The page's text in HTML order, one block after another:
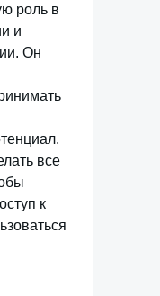
роль в
и
Он
все
к